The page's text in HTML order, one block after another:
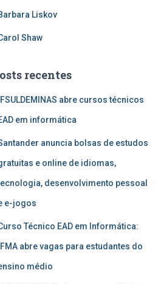
Liskov
Shaw
recentes
abre cursos técnicos
em informática
anuncia bolsas de estudos
e online de idiomas,
desenvolvimento pessoal
e-jogos
Técnico EAD em Informática:
abre vagas para estudantes do
médio